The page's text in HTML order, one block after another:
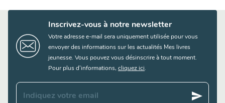
Inscrivez-vous à notre newsletter
Votre adresse e-mail sera uniquement utilisée pour vous
envoyer des informations sur les actualités Mes livres
jeunesse. Vous pouvez vous désinscrire à tout moment.
Pour plus d’informations, cliquez ici.
Indiquez votre email send